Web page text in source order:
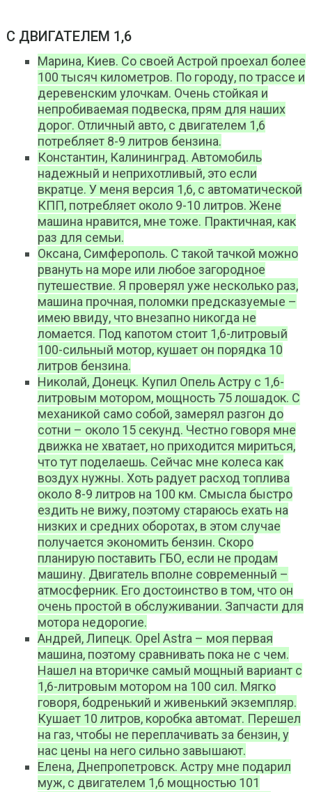
С ДВИГАТЕЛЕМ 1,6
Марина, Киев. Со своей Астрой проехал более
100 тысяч километров. По городу, по трассе и
деревенским улочкам. Очень стойкая и
непробиваемая подвеска, прям для наших
дорог. Отличный авто, с двигателем 1,6
потребляет 8-9 литров бензина.
Константин, Калининград. Автомобиль
надежный и неприхотливый, это если
вкратце. У меня версия 1,6, с автоматической
КПП, потребляет около 9-10 литров. Жене
машина нравится, мне тоже. Практичная, как
раз для семьи.
Оксана, Симферополь. С такой тачкой можно
рвануть на море или любое загородное
путешествие. Я проверял уже несколько раз,
машина прочная, поломки предсказуемые –
имею ввиду, что внезапно никогда не
ломается. Под капотом стоит 1,6-литровый
100-сильный мотор, кушает он порядка 10
литров бензина.
Николай, Донецк. Купил Опель Астру с 1,6-
литровым мотором, мощность 75 лошадок. С
механикой само собой, замерял разгон до
сотни – около 15 секунд. Честно говоря мне
движка не хватает, но приходится мириться,
что тут поделаешь. Сейчас мне колеса как
воздух нужны. Хоть радует расход топлива
около 8-9 литров на 100 км. Смысла быстро
ездить не вижу, поэтому стараюсь ехать на
низких и средних оборотах, в этом случае
получается экономить бензин. Скоро
планирую поставить ГБО, если не продам
машину. Двигатель вполне современный –
атмосферник. Его достоинство в том, что он
очень простой в обслуживании. Запчасти для
мотора недорогие.
Андрей, Липецк. Opel Astra – моя первая
машина, поэтому сравнивать пока не с чем.
Нашел на вторичке самый мощный вариант с
1,6-литровым мотором на 100 сил. Мягко
говоря, бодренький и живенький экземпляр.
Кушает 10 литров, коробка автомат. Перешел
на газ, чтобы не переплачивать за бензин, у
нас цены на него сильно завышают.
Елена, Днепропетровск. Астру мне подарил
муж, с двигателем 1,6 мощностью 101